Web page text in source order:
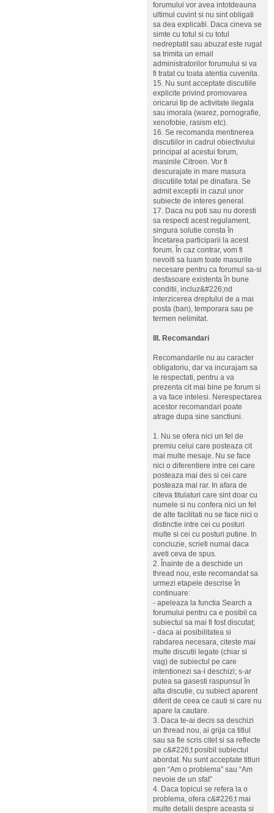
forumului vor avea intotdeauna
ultimul cuvint si nu sint obligati
sa dea explicatii. Daca cineva se
simte cu totul si cu totul
nedreptatit sau abuzat este rugat
sa trimita un email
administratorilor forumului si va
fi tratat cu toata atentia cuvenita.
15. Nu sunt acceptate discutiile
explicite privind promovarea
oricarui tip de activitate ilegala
sau imorala (warez, pornografie,
xenofobie, rasism etc).
16. Se recomanda mentinerea
discutiilor in cadrul obiectivului
principal al acestui forum,
masinile Citroen. Vor fi
descurajate in mare masura
discutiile total pe dinafara. Se
admit exceptii in cazul unor
subiecte de interes general.
17. Daca nu poti sau nu doresti
sa respecti acest regulament,
singura solutie consta în
încetarea participarii la acest
forum. În caz contrar, vom fi
nevoiti sa luam toate masurile
necesare pentru ca forumul sa-si
desfasoare existenta în bune
conditii, incluz&#226;nd
interzicerea dreptului de a mai
posta (ban), temporara sau pe
termen nelimitat.
III. Recomandari
Recomandarile nu au caracter
obligatoriu, dar va incurajam sa
le respectati, pentru a va
prezenta cit mai bine pe forum si
a va face intelesi. Nerespectarea
acestor recomandari poate
atrage dupa sine sanctiuni.
1. Nu se ofera nici un fel de
premiu celui care posteaza cit
mai multe mesaje. Nu se face
nici o diferentiere intre cei care
posteaza mai des si cei care
posteaza mai rar. In afara de
citeva titulaturi care sint doar cu
numele si nu confera nici un fel
de alte facilitati nu se face nici o
distinctie intre cei cu posturi
multe si cei cu posturi putine. In
concluzie, scrieti numai daca
aveti ceva de spus.
2. Înainte de a deschide un
thread nou, este recomandat sa
urmezi etapele descrise în
continuare:
- apeleaza la functia Search a
forumului pentru ca e posibil ca
subiectul sa mai fi fost discutat;
- daca ai posibilitatea si
rabdarea necesara, citeste mai
multe discutii legate (chiar si
vag) de subiectul pe care
intentionezi sa-l deschizi; s-ar
putea sa gasesti raspunsul în
alta discutie, cu subiect aparent
diferit de ceea ce cauti si care nu
apare la cautare.
3. Daca te-ai decis sa deschizi
un thread nou, ai grija ca titlul
sau sa fie scris citet si sa reflecte
pe c&#226;t posibil subiectul
abordat. Nu sunt acceptate titluri
gen “Am o problema” sau “Am
nevoie de un sfat”
4. Daca topicul se refera la o
problema, ofera c&#226;t mai
multe detalii despre aceasta si